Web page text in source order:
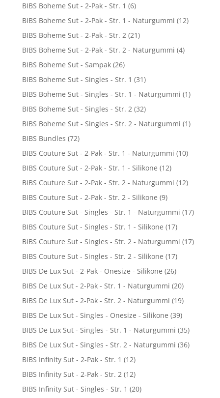
BIBS Boheme Sut - 2-Pak - Str. 1 (6)
BIBS Boheme Sut - 2-Pak - Str. 1 - Naturgummi (12)
BIBS Boheme Sut - 2-Pak - Str. 2 (21)
BIBS Boheme Sut - 2-Pak - Str. 2 - Naturgummi (4)
BIBS Boheme Sut - Sampak (26)
BIBS Boheme Sut - Singles - Str. 1 (31)
BIBS Boheme Sut - Singles - Str. 1 - Naturgummi (1)
BIBS Boheme Sut - Singles - Str. 2 (32)
BIBS Boheme Sut - Singles - Str. 2 - Naturgummi (1)
BIBS Bundles (72)
BIBS Couture Sut - 2-Pak - Str. 1 - Naturgummi (10)
BIBS Couture Sut - 2-Pak - Str. 1 - Silikone (12)
BIBS Couture Sut - 2-Pak - Str. 2 - Naturgummi (12)
BIBS Couture Sut - 2-Pak - Str. 2 - Silikone (9)
BIBS Couture Sut - Singles - Str. 1 - Naturgummi (17)
BIBS Couture Sut - Singles - Str. 1 - Silikone (17)
BIBS Couture Sut - Singles - Str. 2 - Naturgummi (17)
BIBS Couture Sut - Singles - Str. 2 - Silikone (17)
BIBS De Lux Sut - 2-Pak - Onesize - Silikone (26)
BIBS De Lux Sut - 2-Pak - Str. 1 - Naturgummi (20)
BIBS De Lux Sut - 2-Pak - Str. 2 - Naturgummi (19)
BIBS De Lux Sut - Singles - Onesize - Silikone (39)
BIBS De Lux Sut - Singles - Str. 1 - Naturgummi (35)
BIBS De Lux Sut - Singles - Str. 2 - Naturgummi (36)
BIBS Infinity Sut - 2-Pak - Str. 1 (12)
BIBS Infinity Sut - 2-Pak - Str. 2 (12)
BIBS Infinity Sut - Singles - Str. 1 (20)